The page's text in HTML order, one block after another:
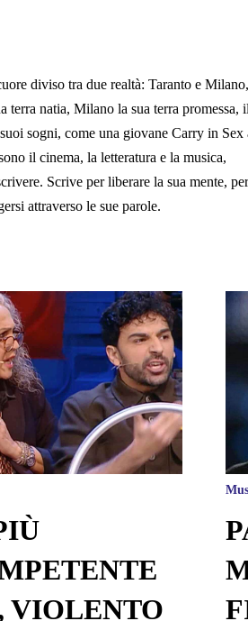
diviso tra due realtà: Taranto e
terra natia, Milano la sua terra promessa, il
sogni, come una giovane Carry in Sex
il cinema, la letteratura e la musica,
Scrive per liberare la sua mente, per
attraverso le sue parole.